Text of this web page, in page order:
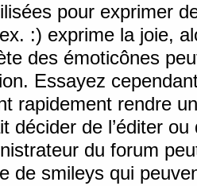
pour exprimer
:) exprime la joie,
des émoticônes
Essayez
rapidement rendre
décider de l’éditer
du forum
de smileys qui